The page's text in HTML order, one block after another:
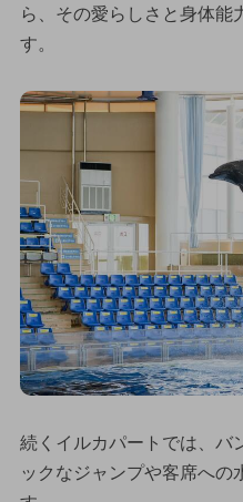
ら、その愛らしさと身体能
す。
続くイルカパートでは、バ
ックなジャンプや客席への